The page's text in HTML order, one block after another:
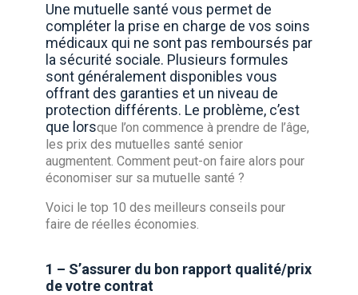
Une mutuelle santé vous permet de
compléter la prise en charge de vos soins
médicaux qui ne sont pas remboursés par
la sécurité sociale. Plusieurs formules
sont généralement disponibles vous
offrant des garanties et un niveau de
protection différents. Le problème, c’est
que lorsque l’on commence à prendre de l’âge,
les prix des mutuelles santé senior
augmentent. Comment peut-on faire alors pour
économiser sur sa mutuelle santé ?
Voici le top 10 des meilleurs conseils pour
faire de réelles économies.
1 – S’assurer du bon rapport qualité/prix
de votre contrat